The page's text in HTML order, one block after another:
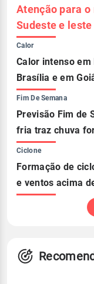
Atenção para
Sudeste e
Calor
Calor intenso em
Brasília e em
Fim De Semana
Previsão Fim de
fria traz chuva
Ciclone
Formação de
e ventos acima